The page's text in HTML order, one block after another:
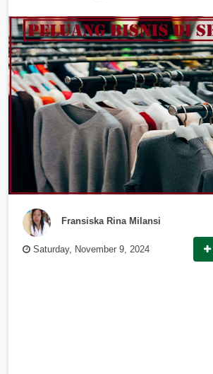
Fransiska Rina Milansi
Saturday, November 9, 2024